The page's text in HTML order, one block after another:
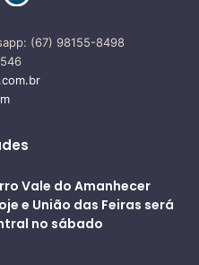
(67) 98155-8498
Vale do Amanhecer
e União das Feiras será
no sábado